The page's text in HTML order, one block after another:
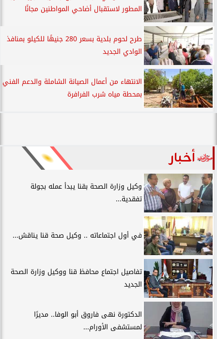
المطور لاستقبال أضاحي المواطنين مجانًا
طرح لحوم بلدية بسعر 280 جنيهًا للكيلو بمنافذ
الوادي الجديد
الانتهاء من أعمال الصيانة الشاملة والدعم الفني
بمحطة مياه شرب الفرافرة
أخبار
وكيل وزارة الصحة بقنا يبدأ عمله بجولة
تفقدية...
في أول اجتماعاته .. وكيل صحة قنا يناقش...
تفاصيل اجتماع محافظ قنا ووكيل وزارة الصحة
الجديد
الدكتورة نهى فاروق أبو الوفا.. مديرًا
لمستشفى الأورام...